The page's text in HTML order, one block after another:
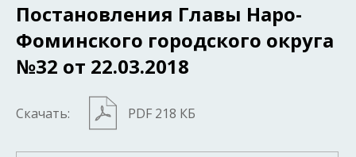
Постановления Главы Наро-
Фоминского городского округа
№32 от 22.03.2018
Скачать: PDF 218 КБ